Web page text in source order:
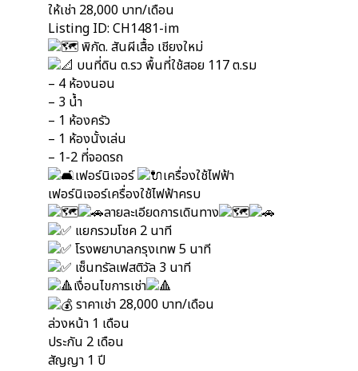
ให้เช่า 28,000 บาท/เดือน
Listing ID: CH1481-im
พิกัด. สันผีเสื้อ เชียงใหม่
บนที่ดิน ต.รว พื้นที่ใช้สอย 117 ต.รม
– 4 ห้องนอน
– 3 น้ำ
– 1 ห้องครัว
– 1 ห้องนั้งเล่น
– 1-2 ที่จอดรถ
เฟอร์นิเจอร์
เครื่องใช้ไฟฟ้า
เฟอร์นิเจอร์เครื่องใช้ไฟฟ้าครบ
ลายละเอียดการเดินทาง
แยกรวมโชค 2 นาที
โรงพยาบาลกรุงเทพ 5 นาที
เซ็นทรัลเฟสติวัล 3 นาที
เงื่อนไขการเช่า
ราคาเช่า 28,000 บาท/เดือน
ล่วงหน้า 1 เดือน
ประกัน 2 เดือน
สัญญา 1 ปี